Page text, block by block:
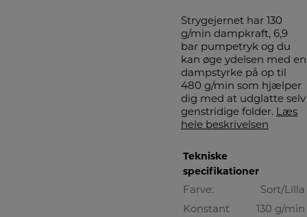
Strygejernet har 130
g/min dampkraft, 6,9
bar pumpetryk og du
kan øge ydelsen med en
dampstyrke på op til
480 g/min som hjælper
dig med at udglatte selv
genstridige folder. Læs
hele beskrivelsen
Tekniske
specifikationer
Farve:
Sort/Lilla
Konstant
130 g/min